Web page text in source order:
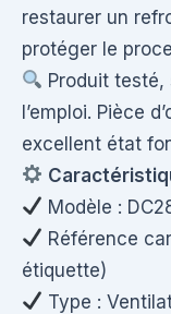
restaurer un
protéger le
Produit
l’emploi. Pièce
excellent état
Modèle :
Référence
étiquette)
Type :